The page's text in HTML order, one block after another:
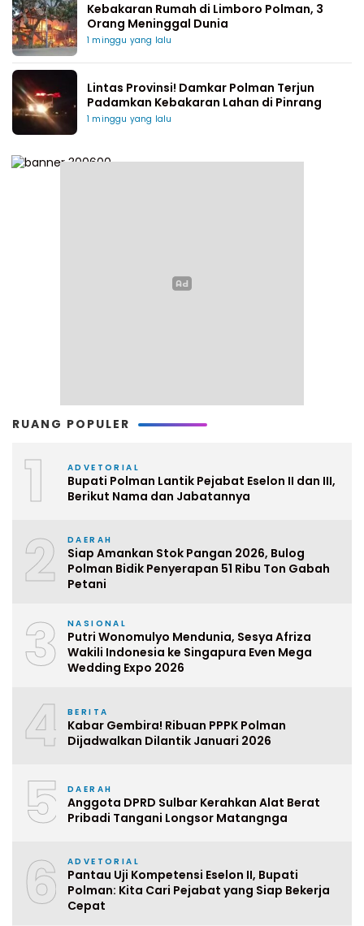
Kebakaran Rumah di Limboro Polman, 3
Orang Meninggal Dunia
1 minggu yang lalu
Lintas Provinsi! Damkar Polman Terjun
Padamkan Kebakaran Lahan di Pinrang
1 minggu yang lalu
RUANG POPULER
1 ADVETORIAL
Bupati Polman Lantik Pejabat Eselon II dan III,
Berikut Nama dan Jabatannya
2 DAERAH
Siap Amankan Stok Pangan 2026, Bulog
Polman Bidik Penyerapan 51 Ribu Ton Gabah
Petani
3 NASIONAL
Putri Wonomulyo Mendunia, Sesya Afriza
Wakili Indonesia ke Singapura Even Mega
Wedding Expo 2026
4 BERITA
Kabar Gembira! Ribuan PPPK Polman
Dijadwalkan Dilantik Januari 2026
5 DAERAH
Anggota DPRD Sulbar Kerahkan Alat Berat
Pribadi Tangani Longsor Matangnga
6 ADVETORIAL
Pantau Uji Kompetensi Eselon II, Bupati
Polman: Kita Cari Pejabat yang Siap Bekerja
Cepat